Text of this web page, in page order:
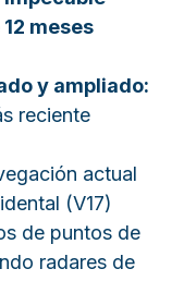
meses
y ampliado:
reciente
actual
(V17)
de puntos de
radares de